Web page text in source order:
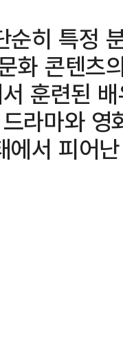
순히 특정
화 콘텐츠
훈련된
라마와
에서 피어